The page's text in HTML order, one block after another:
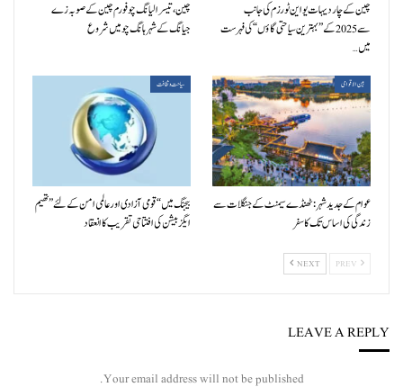
چین کے چار دیہات یو این ٹورزم کی جانب
سے 2025 کے ”بہترین سیاحتی گاؤں“ کی فہرست
میں…
چین، تیسرا لیانگ چو فورم چین کے صوبہ زے
جیانگ کے شہر ہانگ چو میں شروع
بین الاقوامی
عوام کے جدید شہر: ٹھنڈے سیمنٹ کے جنگلات سے
زندگی کی اساس تک کا سفر
سیاحت و ثقافت
بیجنگ میں “قومی آزادی اور عالمی امن کے لئے” تھیم
ایگزبیشن کی افتتاحی تقریب کا انعقاد
NEXT
LEAVE A REPLY
Your email address will not be published.